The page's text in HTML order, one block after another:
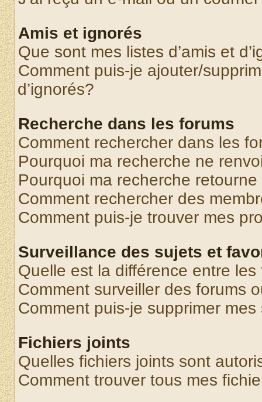
Amis et ignorés
Que sont mes listes d’amis et
Comment puis-je ajouter/
d’ignorés?
Recherche dans les forums
Comment rechercher dans les
Pourquoi ma recherche ne
Pourquoi ma recherche
Comment rechercher des
Comment puis-je trouver mes
Surveillance des sujets et
Quelle est la différence entre
Comment surveiller des forums
Comment puis-je supprimer
Fichiers joints
Quelles fichiers joints sont
Comment trouver tous mes